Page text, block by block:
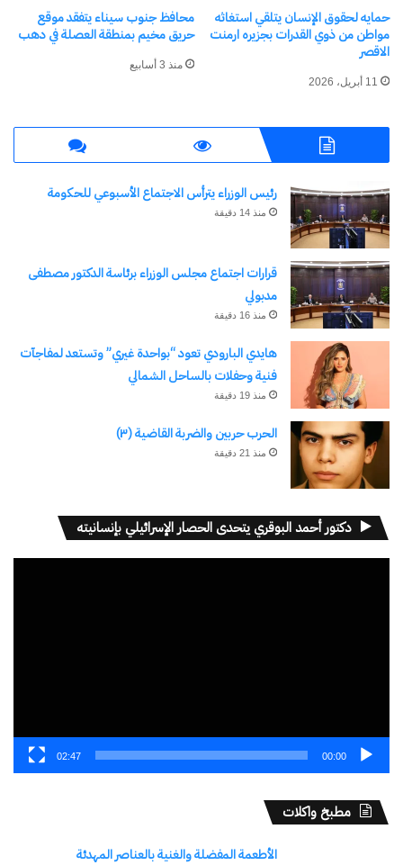
اشتراك
حمايه لحقوق الإنسان يتلقي استغاثه
مواطن من ذوي القدرات بجزيره ارمنت
الاقصر
11 أبريل، 2026
محافظ جنوب سيناء يتفقد موقع
حريق مخيم بمنطقة العصلة في دهب
منذ 3 أسابيع
رئيس الوزراء يترأس الاجتماع الأسبوعي للحكومة
منذ 14 دقيقة
قرارات اجتماع مجلس الوزراء برئاسة الدكتور مصطفى
مدبولي
منذ 16 دقيقة
هايدي البارودي تعود “بواحدة غيري” وتستعد لمفاجآت
فنية وحفلات بالساحل الشمالي
منذ 19 دقيقة
الحرب حربين والضربة القاضية (٣)
منذ 21 دقيقة
دكتور أحمد البوقري يتحدى الحصار الإسرائيلي بإنسانيته
00:00
02:47
مطبخ واكلات
الأطعمة المفضلة والغنية بالعناصر المهدئة